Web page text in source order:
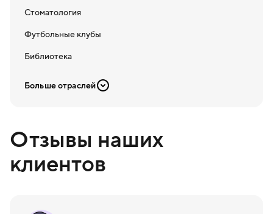
Стоматология
Футбольные клубы
Библиотека
Больше отраслей
Отзывы наших
клиентов